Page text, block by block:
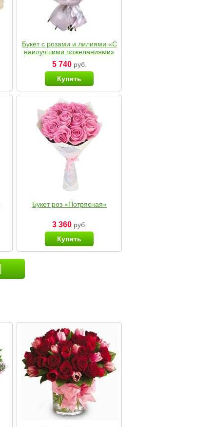
Букет с розами и лилиями «С
наилучшими пожеланиями»
5 740руб.
Купить
Букет роз «Потрясная»
3 360руб.
Купить